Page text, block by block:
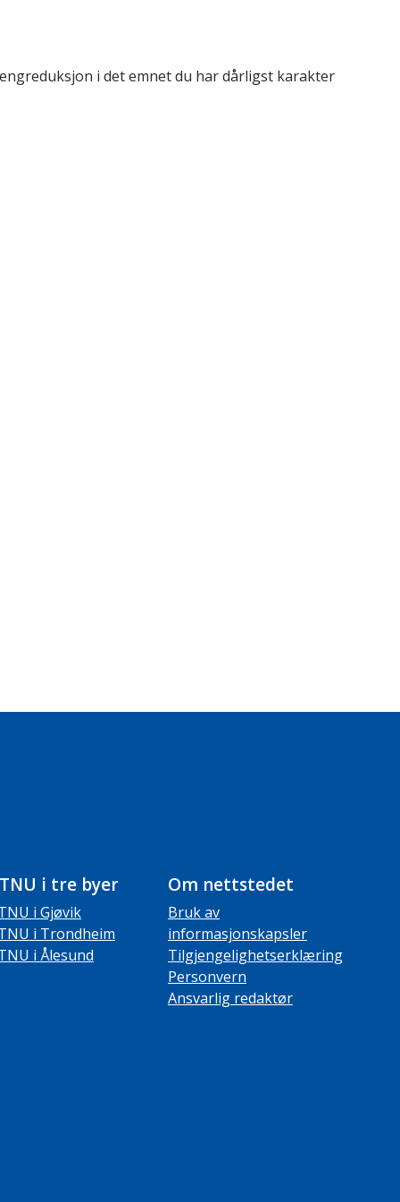
i det emnet du har dårligst karakter
i tre byer
i Gjøvik
i Trondheim
i Ålesund
Om nettstedet
Bruk av
informasjonskapsler
Tilgjengelighetserklæring
Personvern
Ansvarlig redaktør